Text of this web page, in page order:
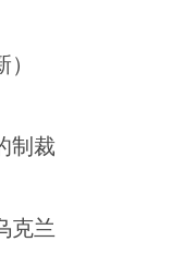
制裁
克兰